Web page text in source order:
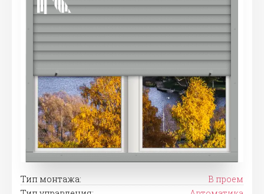
Тип монтажа:
В проем